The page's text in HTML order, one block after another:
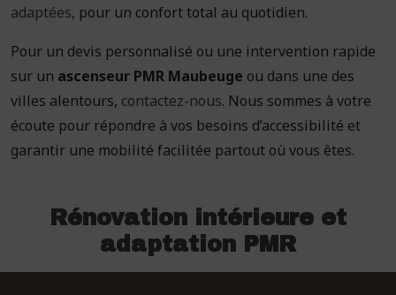
adaptées, pour un confort total au quotidien.
Pour un devis personnalisé ou une intervention rapide
sur un ascenseur PMR Maubeuge ou dans une des
villes alentours, contactez-nous. Nous sommes à votre
écoute pour répondre à vos besoins d’accessibilité et
garantir une mobilité facilitée partout où vous êtes.
Rénovation intérieure et
adaptation PMR